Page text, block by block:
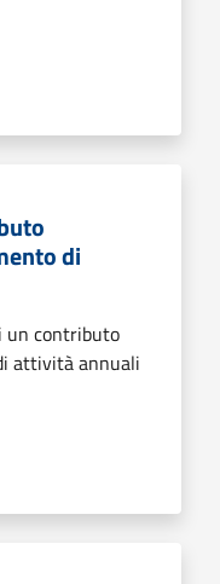
di
un contributo
attività annuali